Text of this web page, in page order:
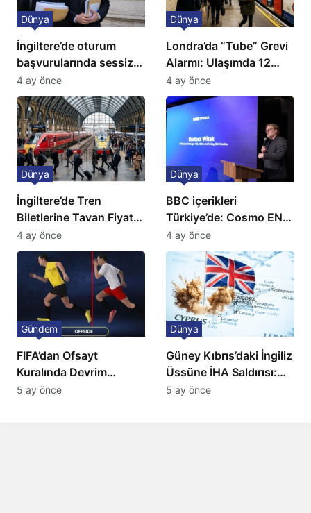
İngiltere’de oturum
başvurularında sessiz
kriz: Büyükelçilikten
açıklama!
Dünya
4 ay önce
Londra’da “Tube” Grevi
Alarmı: Ulaşımda 12
Günlük Kaos Kapıda
Dünya
4 ay önce
İngiltere’de Tren
Biletlerine Tavan Fiyat:
Ulaşımda Yeni
Düzenleme
Dünya
4 ay önce
BBC içerikleri
Türkiye’de: Cosmo EN
ve BBC Player yayında
Dünya
4 ay önce
FIFA’dan Ofsayt
Kuralında Devrim
Niteliğinde Onay
Gündem
5 ay önce
Güney Kıbrıs’daki İngiliz
Üssüne İHA Saldırısı:
Patlama, Sirenler ve
Dünya
5 ay önce